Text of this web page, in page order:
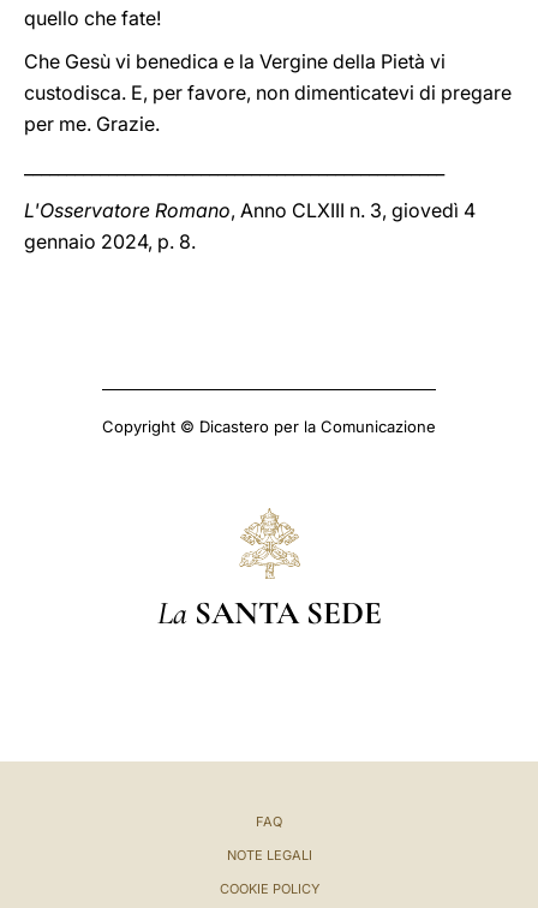
quello che fate!
Che Gesù vi benedica e la Vergine della Pietà vi
custodisca. E, per favore, non dimenticatevi di pregare
per me. Grazie.
L'Osservatore Romano, Anno CLXIII n. 3, giovedì 4
gennaio 2024, p. 8.
Copyright © Dicastero per la Comunicazione
La SANTA SEDE
FAQ
NOTE LEGALI
COOKIE POLICY